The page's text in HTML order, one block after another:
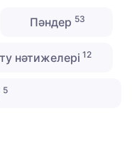
Пәндер 53
нәтижелері 12
5